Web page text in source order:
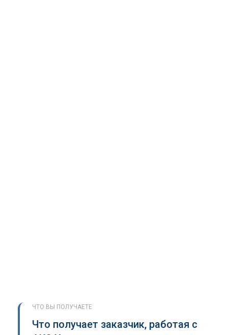
ЧТО ВЫ ПОЛУЧАЕТЕ
Что получает заказчик, работая с